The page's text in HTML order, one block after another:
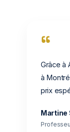
“
Grâce à
à
prix
Martine